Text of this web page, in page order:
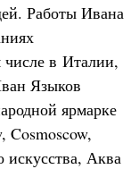
Работы Ивана
в Италии,
Языков
ярмарке
Cosmoscow,
искусства, Аква